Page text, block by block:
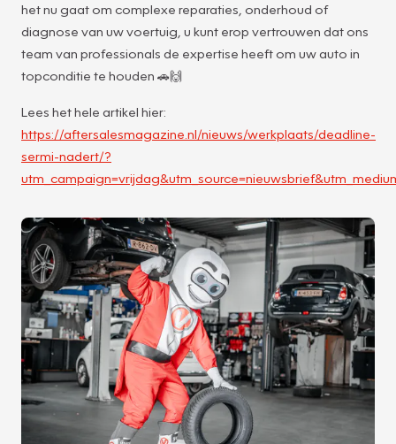
het nu gaat om complexe reparaties, onderhoud of
diagnose van uw voertuig, u kunt erop vertrouwen dat ons
team van professionals de expertise heeft om uw auto in
topconditie te houden 🚗🙌
Lees het hele artikel hier:
https://aftersalesmagazine.nl/nieuws/werkplaats/deadline-
sermi-nadert/?